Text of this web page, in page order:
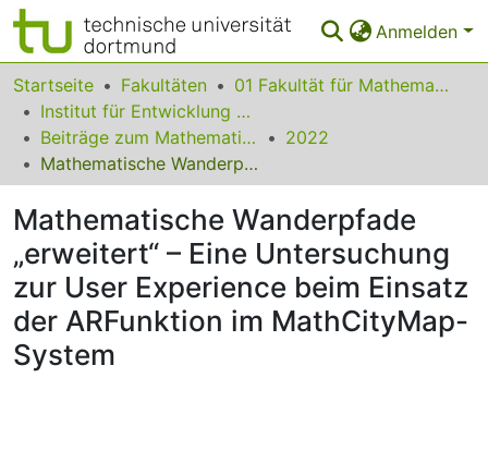
Anmelden
Bereiche & Sammlungen
Das gesamte Repositorium
Statistiken
FAQ
Leitlinien
Zurück zur Startseite
Startseite Fakultäten
01 Fakultät für Mathematik
Institut für Entwicklung und Erforschung des Mathematikunterrichts
Beiträge zum Mathematikunterricht
2022
Mathematische Wanderpfade „erweitert“ – Eine Untersuchung zur User Experience beim Einsatz der ARFunktion im MathCityMap-System
Mathematische Wanderpfade
„erweitert“ – Eine Untersuchung
zur User Experience beim Einsatz
der ARFunktion im MathCityMap-
System